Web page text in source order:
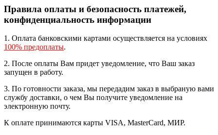
Правила оплаты и безопасность платежей,
конфиденциальность информации
1. Оплата банковскими картами осуществляется на условиях
100% предоплаты.
2. После оплаты Вам придет уведомление, что Ваш заказ
запущен в работу.
3. По готовности заказа, мы передадим заказ в выбраную вами
службу доставки, о чем Вы получите уведомление на
электронную почту.
К оплате принимаются карты VISA, MasterCard, МИР.